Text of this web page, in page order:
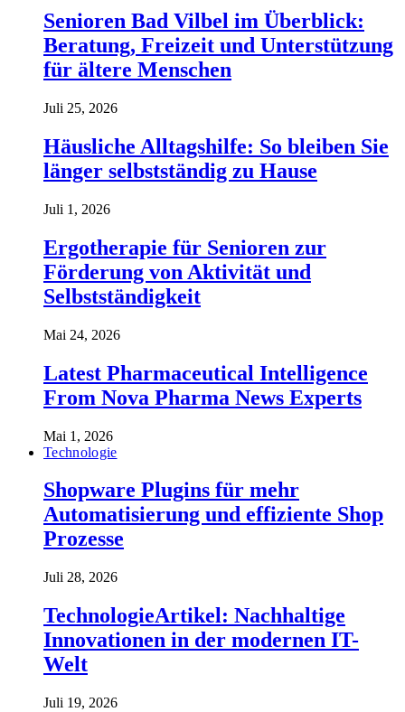
Senioren Bad Vilbel im Überblick:
Beratung, Freizeit und Unterstützung
für ältere Menschen
Juli 25, 2026
Häusliche Alltagshilfe: So bleiben Sie
länger selbstständig zu Hause
Juli 1, 2026
Ergotherapie für Senioren zur
Förderung von Aktivität und
Selbstständigkeit
Mai 24, 2026
Latest Pharmaceutical Intelligence
From Nova Pharma News Experts
Mai 1, 2026
Technologie
Shopware Plugins für mehr
Automatisierung und effiziente Shop
Prozesse
Juli 28, 2026
TechnologieArtikel: Nachhaltige
Innovationen in der modernen IT-
Welt
Juli 19, 2026